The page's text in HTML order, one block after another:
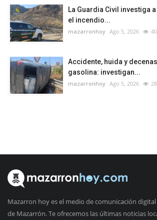
La Guardia Civil investiga
el incendio...
mazarronhoy Ago 5, 2026
Accidente, huida y
gasolina: investigan...
mazarronhoy Ago 5, 2026
Mazarron hoy es el medio de comunicación
de Mazarrón. Te ofrecemos las últimas noticias